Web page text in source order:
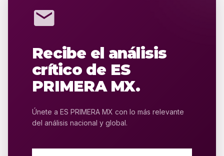
mail
Recibe el análisis
crítico de ES
PRIMERA MX.
Únete a ES PRIMERA MX con lo más relevante
del análisis nacional y global.